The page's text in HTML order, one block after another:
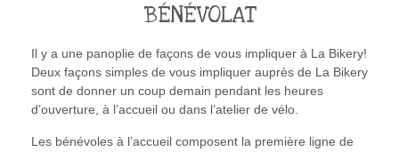
BÉNÉVOLAT
Il y a une panoplie de façons de vous impliquer à La Bikery!
Deux façons simples de vous impliquer auprès de La Bikery
sont de donner un coup demain pendant les heures
d’ouverture, à l’accueil ou dans l’atelier de vélo.
Les bénévoles à l’accueil composent la première ligne de